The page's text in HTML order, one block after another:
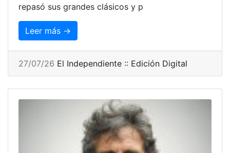
repasó sus grandes clásicos y p
Leer más →
27/07/26 El Independiente :: Edición Digital